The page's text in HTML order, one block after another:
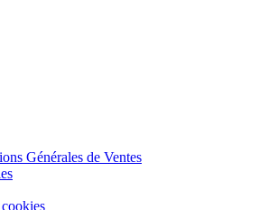
Générales de Ventes